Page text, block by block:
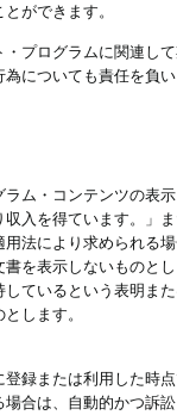
ができます。
プログラムに関連し
についても責任を負
ム・コンテンツの表
入を得ています。」
法により求められる
を表示しないもの
ているという表明ま
します。
録または利用した時
合は、自動的かつ訴